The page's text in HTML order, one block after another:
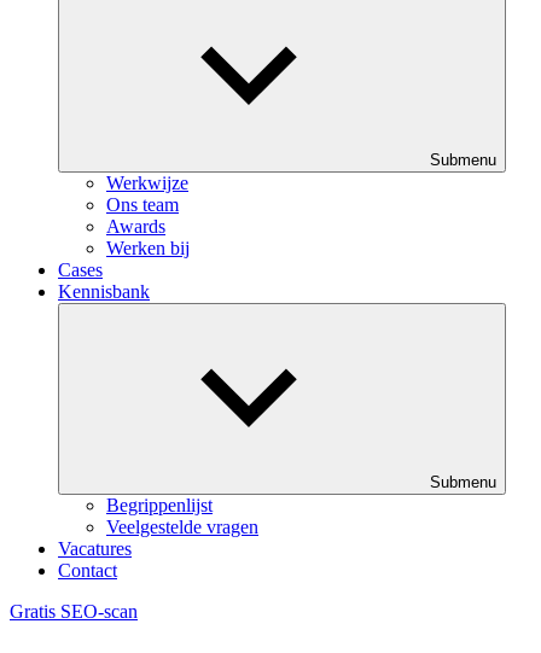
Submenu
Werkwijze
Ons team
Awards
Werken bij
Cases
Kennisbank
Submenu
Begrippenlijst
Veelgestelde vragen
Vacatures
Contact
Gratis SEO-scan